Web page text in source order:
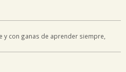
y con ganas de aprender siempre,